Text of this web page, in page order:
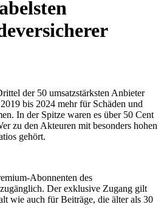
der 50 umsatzstärksten Anbieter
bis 2024 mehr für Schäden und
In der Spitze waren es über 50 Cent
zu den Akteuren mit besonders hohen
gehört.
Abonnenten des
Der exklusive Zugang gilt
wie auch für Beiträge, die älter als 30